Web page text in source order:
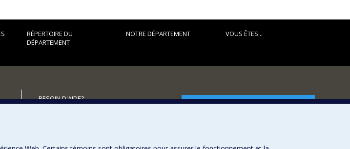
RÉPERTOIRE DU
DÉPARTEMENT
NOTRE DÉPARTEMENT VOUS ÊTES...
BESOIN D'AIDE?
FACULTÉ DES ARTS ET DES SCIENCES